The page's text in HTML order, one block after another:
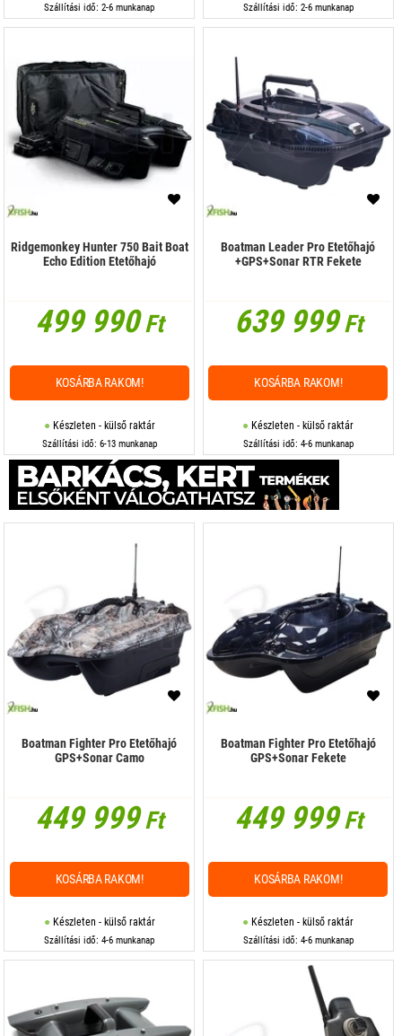
Szállítási idő: 2-6 munkanap Szállítási idő: 2-6 munkanap
Ridgemonkey Hunter 750 Bait Boat
Echo Edition Etetőhajó
499 990Ft
Készleten - külső raktár
Szállítási idő: 6-13 munkanap
KOSÁRBA RAKOM!
Boatman Leader Pro Etetőhajó
+GPS+Sonar RTR Fekete
639 999Ft
Készleten - külső raktár
Szállítási idő: 4-6 munkanap
KOSÁRBA RAKOM!
Boatman Fighter Pro Etetőhajó
GPS+Sonar Camo
449 999Ft
Készleten - külső raktár
Szállítási idő: 4-6 munkanap
KOSÁRBA RAKOM!
Boatman Fighter Pro Etetőhajó
GPS+Sonar Fekete
449 999Ft
Készleten - külső raktár
Szállítási idő: 4-6 munkanap
KOSÁRBA RAKOM!